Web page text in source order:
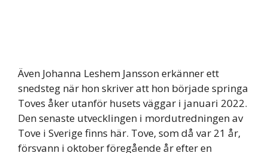
Även Johanna Leshem Jansson erkänner ett
snedsteg när hon skriver att hon började springa
Toves åker utanför husets väggar i januari 2022.
Den senaste utvecklingen i mordutredningen av
Tove i Sverige finns här. Tove, som då var 21 år,
försvann i oktober föregående år efter en